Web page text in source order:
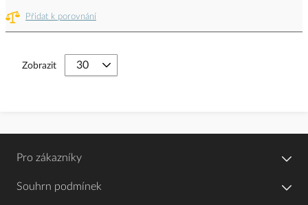
Přidat k porovnání
Zobrazit
Pro zákazníky
Souhrn podmínek